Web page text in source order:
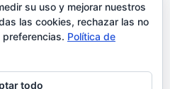
su uso y mejorar nuestros
las cookies, rechazar las no
Política de
todo